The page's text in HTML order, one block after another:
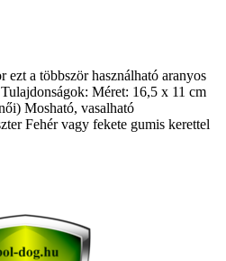
ezt a többször használható aranyos
Méret: 16,5 x 11 cm
Mosható, vasalható
Fehér vagy fekete gumis kerettel